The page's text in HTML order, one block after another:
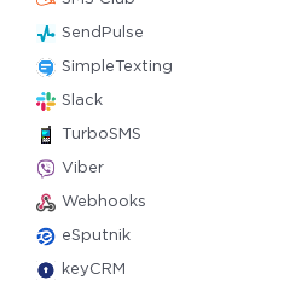
SendPulse
SimpleTexting
Slack
TurboSMS
Viber
Webhooks
eSputnik
keyCRM